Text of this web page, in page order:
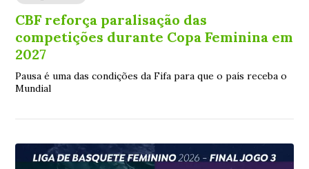
CBF reforça paralisação das
competições durante Copa Feminina em
2027
Pausa é uma das condições da Fifa para que o país receba o
Mundial